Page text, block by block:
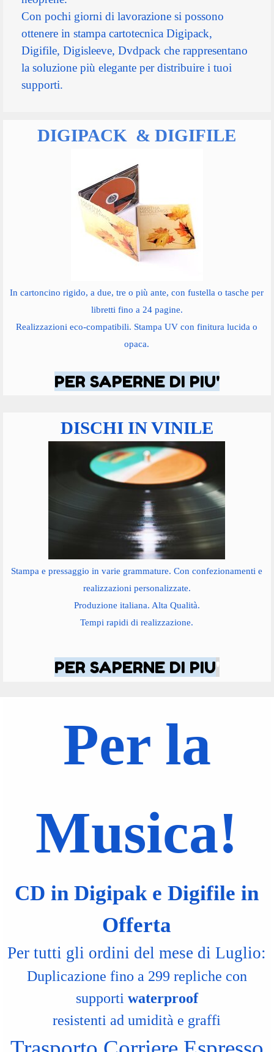
Con pochi giorni di lavorazione si possono
ottenere in stampa cartotecnica Digipack,
Digifile, Digisleeve, Dvdpack che rappresentano
la soluzione più elegante per distribuire i tuoi
supporti.
DIGIPACK & DIGIFILE
In cartoncino rigido, a due, tre o più ante, con fustella o tasche per
libretti fino a 24 pagine.
Realizzazioni eco-compatibili. Stampa UV con finitura lucida o
opaca.
PER SAPERNE DI PIU'
DISCHI IN VINILE
Stampa e pressaggio in varie grammature. Con confezionamenti e
realizzazioni personalizzate.
Produzione italiana. Alta Qualità.
Tempi rapidi di realizzazione.
PER SAPERNE DI PIU'
Per la
Musica!
CD in Digipak e Digifile in
Offerta
Per tutti gli ordini del mese di Luglio:
Duplicazione fino a 299 repliche con
supporti waterproof
resistenti ad umidità e graffi